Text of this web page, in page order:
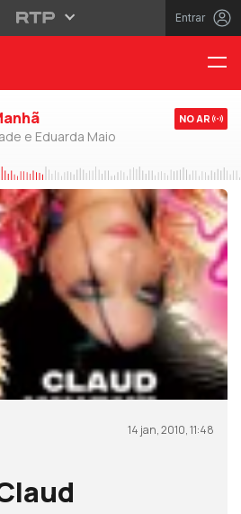
Entrar
e Eduarda Maio
NO AR
14 jan, 2010, 11:48